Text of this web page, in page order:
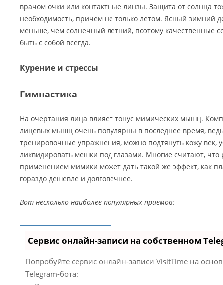
врачом очки или контактные линзы. Защита от солнца
необходимость, причем не только летом. Ясный зимний
меньше, чем солнечный летний, поэтому качественные
быть с собой всегда.
Курение и стрессы
Гимнастика
На очертания лица влияет тонус мимических мышц.
лицевых мышц очень популярны в последнее время,
тренировочные упражнения, можно подтянуть кожу век,
ликвидировать мешки под глазами. Многие считают, что
применением мимики может дать такой же эффект, как
гораздо дешевле и долговечнее.
Вот несколько наиболее популярных приемов:
Сервис онлайн-записи на собственном
Попробуйте сервис онлайн-записи VisitTime на
Telegram-бота: